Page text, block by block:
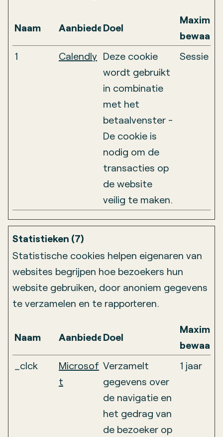
Naam AanbiederDoel
Maximale
1
Calendly Deze cookie
wordt gebruikt
in combinatie
met het
betaalvenster -
De cookie is
nodig om de
transacties op
de website
veilig te maken.
Sessie
Statistieken (7)
Statistische cookies helpen eigenaren van
websites begrijpen hoe bezoekers hun
website gebruiken, door anoniem gegevens
te verzamelen en te rapporteren.
Naam AanbiederDoel
Maximale
_clck
Microsof
t
Verzamelt
gegevens over
de navigatie en
het gedrag van
de bezoeker op
1 jaar